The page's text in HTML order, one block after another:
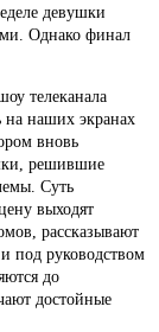
девушки
Однако финал
телеканала
наших экранах
вновь
решившие
Суть
выходят
рассказывают
под руководством
до
достойные